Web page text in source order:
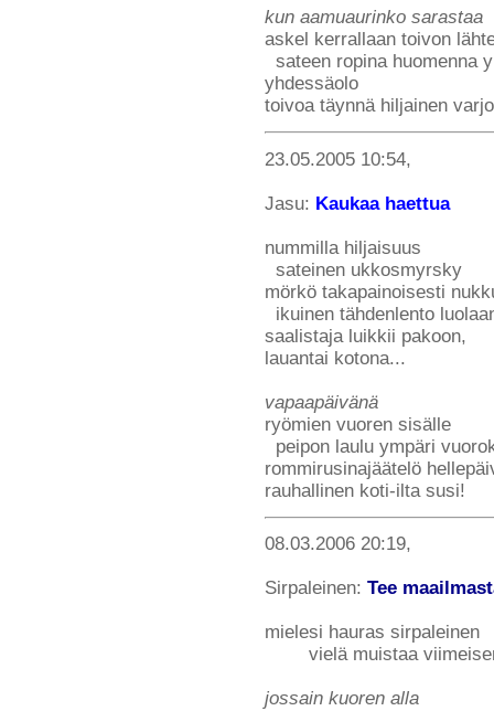
kun aamuaurinko sarastaa
askel kerrallaan toivon
sateen ropina huomenna
yhdessäolo
toivoa täynnä hiljainen
23.05.2005 10:54,
Jasu: Kaukaa haettua
nummilla hiljaisuus
sateinen ukkosmyrsky
mörkö takapainoisesti
ikuinen tähdenlento
saalistaja luikkii pakoon,
lauantai kotona...
vapaapäivänä
ryömien vuoren sisälle
peipon laulu ympäri
rommirusinajäätelö
rauhallinen koti-ilta susi!
08.03.2006 20:19,
Sirpaleinen: Tee
mielesi hauras sirpaleinen
vielä muistaa
jossain kuoren alla